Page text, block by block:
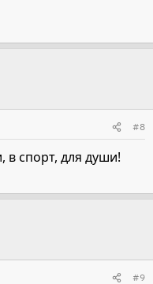
#8
в спорт, для души!
#9